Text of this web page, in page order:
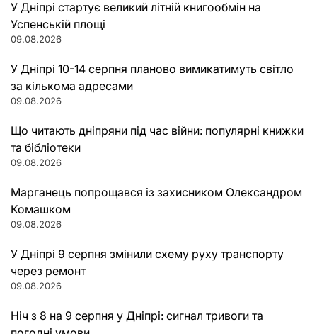
У Дніпрі стартує великий літній книгообмін на
Успенській площі
09.08.2026
У Дніпрі 10-14 серпня планово вимикатимуть світло
за кількома адресами
09.08.2026
Що читають дніпряни під час війни: популярні книжки
та бібліотеки
09.08.2026
Марганець попрощався із захисником Олександром
Комашком
09.08.2026
У Дніпрі 9 серпня змінили схему руху транспорту
через ремонт
09.08.2026
Ніч з 8 на 9 серпня у Дніпрі: сигнал тривоги та